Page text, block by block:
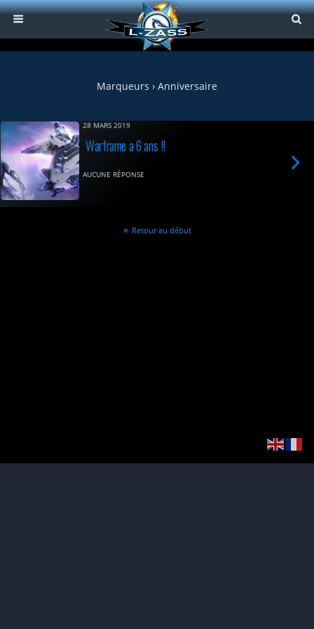
Marqueurs › Anniversaire
28 MARS 2019
Warframe a 6 ans !!
AUCUNE RÉPONSE
Retour au début